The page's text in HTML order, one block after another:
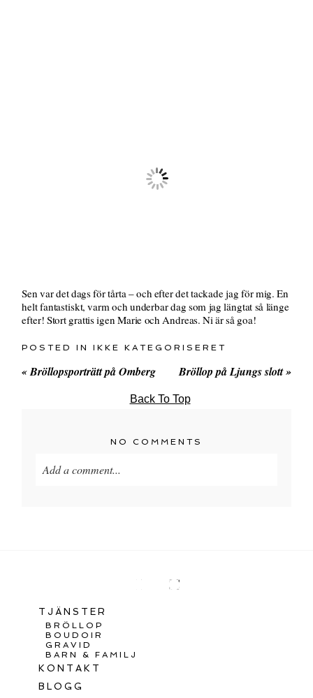
Sen var det dags för tårta – och efter det tackade jag för mig. En
helt fantastiskt, varm och underbar dag som jag längtat så länge
efter! Stort grattis igen Marie och Andreas. Ni är så goa!
POSTED INIKKE KATEGORISERET
«Bröllopsporträtt på Omberg Bröllop på Ljungs slott»
Back To Top
NO COMMENTS
Add a comment...
TJÄNSTER
BRÖLLOP
BOUDOIR
GRAVID
BARN & FAMILJ
KONTAKT
BLOGG